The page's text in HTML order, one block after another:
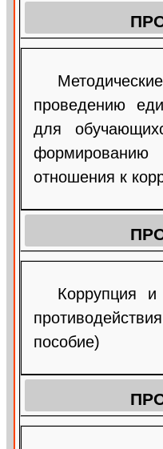
проведению
для
отношения к
Коррупция
пособие)